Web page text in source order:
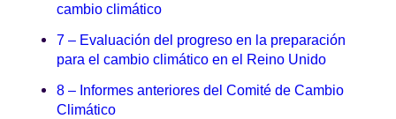
cambio climático
7 – Evaluación del progreso en la preparación
para el cambio climático en el Reino Unido
8 – Informes anteriores del Comité de Cambio
Climático